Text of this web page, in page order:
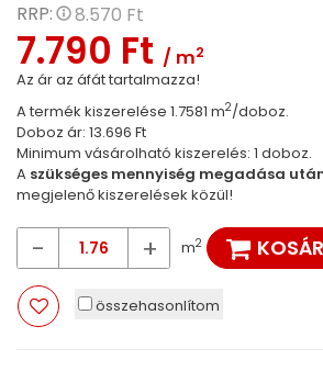
RRP: 8.570 Ft
7.790 Ft / m2
Az ár az áfát tartalmazza!
A termék kiszerelése 1.7581 m2/doboz.
Doboz ár: 13.696 Ft
Minimum vásárolható kiszerelés: 1 doboz.
A szükséges mennyiség megadása
megjelenő kiszerelések közül!
- + m2
összehasonlítom